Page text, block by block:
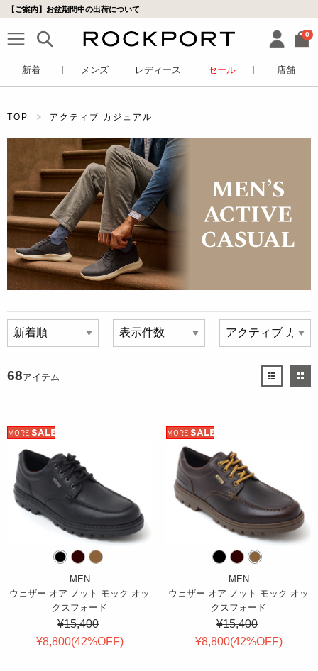
【ご案内】お盆期間中の出荷について
0
新着 メンズ レディース セール 店舗
TOP アクティブ カジュアル
68アイテム
MORE SALE
MEN
ウェザー オア ノット モック オッ
クスフォード
¥15,400
¥8,800(42%OFF)
MORE SALE
MEN
ウェザー オア ノット モック オッ
クスフォード
¥15,400
¥8,800(42%OFF)